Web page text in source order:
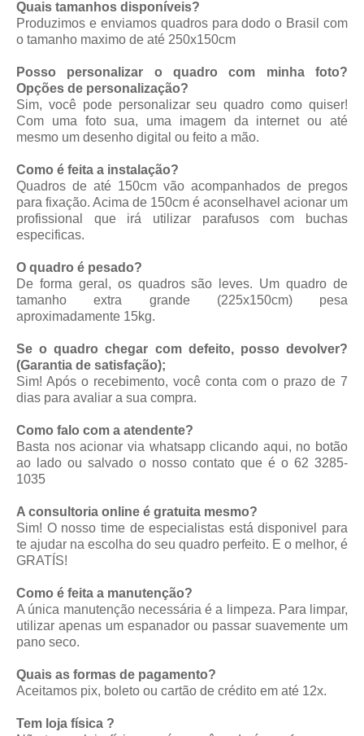
Quais tamanhos disponíveis?
Produzimos e enviamos quadros para dodo o Brasil com
o tamanho maximo de até 250x150cm
Posso personalizar o quadro com minha foto?
Opções de personalização?
Sim, você pode personalizar seu quadro como quiser!
Com uma foto sua, uma imagem da internet ou até
mesmo um desenho digital ou feito a mão.
Como é feita a instalação?
Quadros de até 150cm vão acompanhados de pregos
para fixação. Acima de 150cm é aconselhavel acionar um
profissional que irá utilizar parafusos com buchas
especificas.
O quadro é pesado?
De forma geral, os quadros são leves. Um quadro de
tamanho extra grande (225x150cm) pesa
aproximadamente 15kg.
Se o quadro chegar com defeito, posso devolver?
(Garantia de satisfação);
Sim! Após o recebimento, você conta com o prazo de 7
dias para avaliar a sua compra.
Como falo com a atendente?
Basta nos acionar via whatsappclicando aqui, no botão
ao lado ou salvado o nosso contato que é o 62 3285-
1035
A consultoria online é gratuita mesmo?
Sim! O nosso time de especialistas está disponivel para
te ajudar na escolha do seu quadro perfeito. E o melhor, é
GRATÍS!
Como é feita a manutenção?
A única manutenção necessária é a limpeza. Para limpar,
utilizar apenas um espanador ou passar suavemente um
pano seco.
Quais as formas de pagamento?
Aceitamos pix, boleto ou cartão de crédito em até 12x.
Tem loja física ?